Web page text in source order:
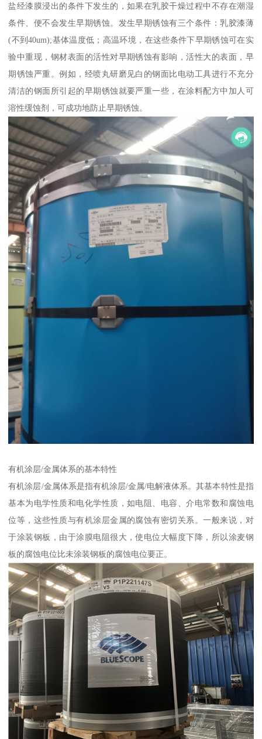
盐经漆膜浸出的条件下发生的，如果在乳胶干燥过程中不存在潮湿
条件、便不会发生早期锈蚀。发生早期锈蚀有三个条件：乳胶漆薄
(不到40um);基体温度低；高温环境，在这些条件下早期锈蚀可在实
验中重现，钢材表面的活性对早期锈蚀有影响，活性大的表面，早
期锈蚀严重。例如，经喷丸研磨见白的钢面比电动工具进行不充分
清洁的钢面所引起的早期锈蚀就要严重一些，在涂料配方中加人可
溶性缓蚀剂，可成功地防止早期锈蚀。
有机涂层/金属体系的基本特性
有机涂层/金属体系是指有机涂层/金属/电解液体系。其基本特性是指
基本为电学性质和电化学性质，如电阻、电容、介电常数和腐蚀电
位等，这些性质与有机涂层金属的腐蚀有密切关系。一般来说，对
于涂装钢板，由于涂膜电阻很大，使电位大幅度下降，所以涂麦钢
板的腐蚀电位比未涂装钢板的腐蚀电位要正。